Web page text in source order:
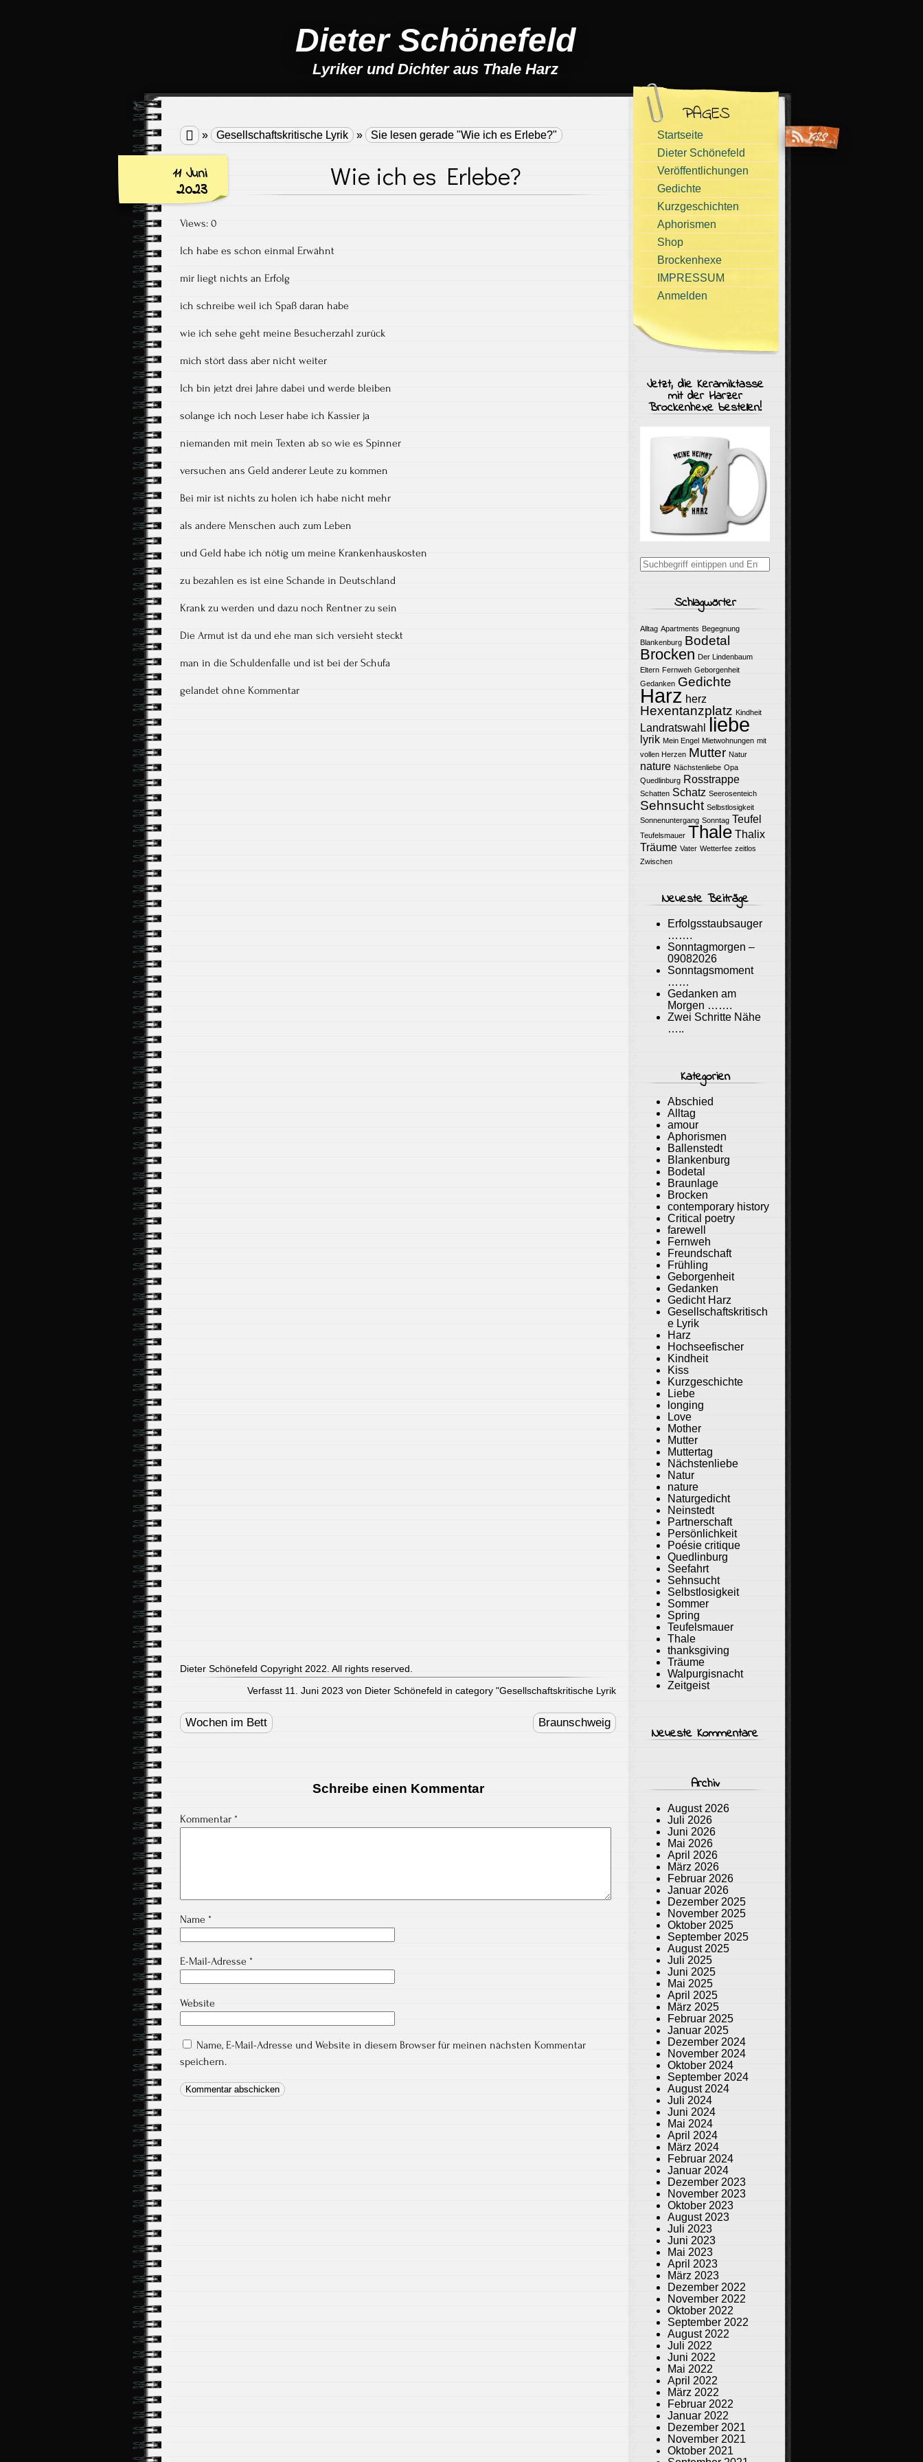
Dieter Schönefeld
Lyriker und Dichter aus Thale Harz
 » Gesellschaftskritische Lyrik » Sie lesen gerade "Wie ich es Erlebe?"
11 Juni
2023 Wie ich es Erlebe?
Views: 0
Ich habe es schon einmal Erwähnt
mir liegt nichts an Erfolg
ich schreibe weil ich Spaß daran habe
wie ich sehe geht meine Besucherzahl zurück
mich stört dass aber nicht weiter
Ich bin jetzt drei Jahre dabei und werde bleiben
solange ich noch Leser habe ich Kassier ja
niemanden mit mein Texten ab so wie es Spinner
versuchen ans Geld anderer Leute zu kommen
Bei mir ist nichts zu holen ich habe nicht mehr
als andere Menschen auch zum Leben
und Geld habe ich nötig um meine Krankenhauskosten
zu bezahlen es ist eine Schande in Deutschland
Krank zu werden und dazu noch Rentner zu sein
Die Armut ist da und ehe man sich versieht steckt
man in die Schuldenfalle und ist bei der Schufa
gelandet ohne Kommentar
Dieter Schönefeld Copyright 2022. All rights reserved.
Verfasst 11. Juni 2023 von Dieter Schönefeld in category "Gesellschaftskritische Lyrik
navigation
Wochen im Bett Braunschweig
Schreibe einen Kommentar
Kommentar *
Name *
E-Mail-Adresse *
Website
Name, E-Mail-Adresse und Website in diesem Browser für meinen nächsten Kommentar
speichern.
PAGES
Startseite
Dieter Schönefeld
Veröffentlichungen
Gedichte
Kurzgeschichten
Aphorismen
Shop
Brockenhexe
IMPRESSUM
Anmelden
Jetzt, die Keramiktasse
mit der Harzer
Brockenhexe bestellen!
Suchergebnisse
für:
Schlagwörter
Alltag Apartments Begegnung
Blankenburg Bodetal
Brocken Der Lindenbaum
Eltern Fernweh Geborgenheit
Gedanken Gedichte
Harz herz
Hexentanzplatz Kindheit
Landratswahl liebe
lyrik Mein Engel Mietwohnungen mit
vollen Herzen Mutter Natur
nature Nächstenliebe Opa
Quedlinburg Rosstrappe
Schatten Schatz Seerosenteich
Sehnsucht Selbstlosigkeit
Sonnenuntergang Sonntag Teufel
Teufelsmauer Thale Thalix
Träume Vater Wetterfee zeitlos
Zwischen
Neueste Beiträge
Erfolgsstaubsauger
…….
Sonntagmorgen –
09082026
Sonntagsmoment
……
Gedanken am
Morgen …….
Zwei Schritte Nähe
…..
Kategorien
Abschied
Alltag
amour
Aphorismen
Ballenstedt
Blankenburg
Bodetal
Braunlage
Brocken
contemporary history
Critical poetry
farewell
Fernweh
Freundschaft
Frühling
Geborgenheit
Gedanken
Gedicht Harz
Gesellschaftskritisch
e Lyrik
Harz
Hochseefischer
Kindheit
Kiss
Kurzgeschichte
Liebe
longing
Love
Mother
Mutter
Muttertag
Nächstenliebe
Natur
nature
Naturgedicht
Neinstedt
Partnerschaft
Persönlichkeit
Poésie critique
Quedlinburg
Seefahrt
Sehnsucht
Selbstlosigkeit
Sommer
Spring
Teufelsmauer
Thale
thanksgiving
Träume
Walpurgisnacht
Zeitgeist
Neueste Kommentare
Archiv
August 2026
Juli 2026
Juni 2026
Mai 2026
April 2026
März 2026
Februar 2026
Januar 2026
Dezember 2025
November 2025
Oktober 2025
September 2025
August 2025
Juli 2025
Juni 2025
Mai 2025
April 2025
März 2025
Februar 2025
Januar 2025
Dezember 2024
November 2024
Oktober 2024
September 2024
August 2024
Juli 2024
Juni 2024
Mai 2024
April 2024
März 2024
Februar 2024
Januar 2024
Dezember 2023
November 2023
Oktober 2023
August 2023
Juli 2023
Juni 2023
Mai 2023
April 2023
März 2023
Dezember 2022
November 2022
Oktober 2022
September 2022
August 2022
Juli 2022
Juni 2022
Mai 2022
April 2022
März 2022
Februar 2022
Januar 2022
Dezember 2021
November 2021
Oktober 2021